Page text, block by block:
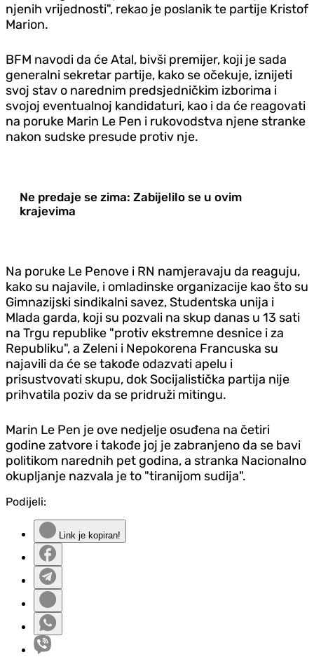
njenih vrijednosti", rekao je poslanik te partije Kristof
Marion.
BFM navodi da će Atal, bivši premijer, koji je sada
generalni sekretar partije, kako se očekuje, iznijeti
svoj stav o narednim predsjedničkim izborima i
svojoj eventualnoj kandidaturi, kao i da će reagovati
na poruke Marin Le Pen i rukovodstva njene stranke
nakon sudske presude protiv nje.
Ne predaje se zima: Zabijelilo se u ovim
krajevima
Na poruke Le Penove i RN namjeravaju da reaguju,
kako su najavile, i omladinske organizacije kao što su
Gimnazijski sindikalni savez, Studentska unija i
Mlada garda, koji su pozvali na skup danas u 13 sati
na Trgu republike "protiv ekstremne desnice i za
Republiku", a Zeleni i Nepokorena Francuska su
najavili da će se takođe odazvati apelu i
prisustvovati skupu, dok Socijalistička partija nije
prihvatila poziv da se pridruži mitingu.
Marin Le Pen je ove nedjelje osuđena na četiri
godine zatvore i takođe joj je zabranjeno da se bavi
politikom narednih pet godina, a stranka Nacionalno
okupljanje nazvala je to "tiranijom sudija".
Podijeli:
Link je kopiran!